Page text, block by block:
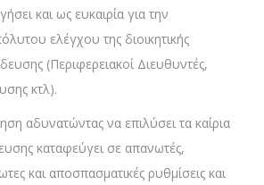
και ως ευκαιρία για την
ελέγχου της διοικητικής
(Περιφερειακοί Διευθυντές,
κτλ).
αδυνατώντας να επιλύσει τα καίρια
καταφεύγει σε απανωτές,
και αποσπασματικές ρυθμίσεις και